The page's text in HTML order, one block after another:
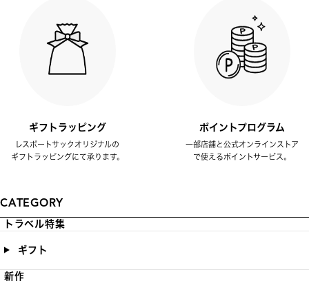
ギフトラッピング
レスポートサックオリジナルの
ギフトラッピングにて承ります。
ポイントプログラム
一部店舗と公式オンラインストア
で使えるポイントサービス。
CATEGORY
トラベル特集
ギフト
新作